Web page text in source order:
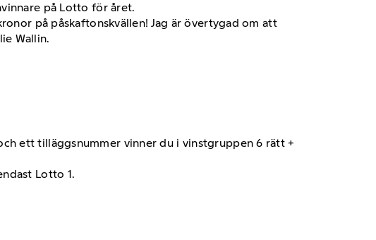
på Lotto för året.
på påskaftonskvällen! Jag är övertygad om att
Wallin.
ett tilläggsnummer vinner du i vinstgruppen 6 rätt +
Lotto 1.